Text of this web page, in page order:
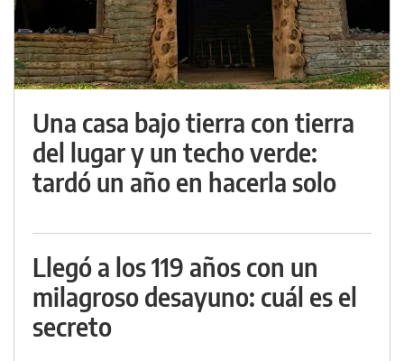
Una casa bajo tierra con tierra
del lugar y un techo verde:
tardó un año en hacerla solo
Llegó a los 119 años con un
milagroso desayuno: cuál es el
secreto